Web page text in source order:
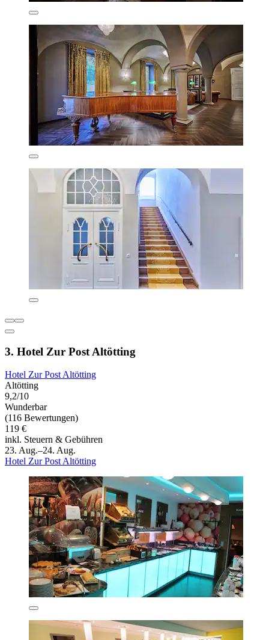
3. Hotel Zur Post Altötting
Hotel Zur Post Altötting
Altötting
9,2/10
Wunderbar
(116 Bewertungen)
119 €
inkl. Steuern & Gebühren
23. Aug.–24. Aug.
Hotel Zur Post Altötting